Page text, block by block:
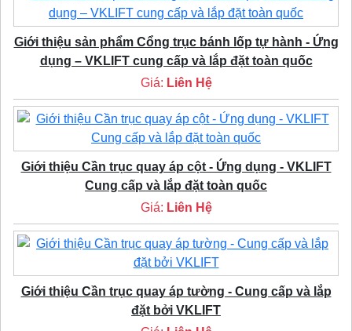
Giới thiệu sản phẩm Cổng trục bánh lốp tự hành - Ứng
dụng – VKLIFT cung cấp và lắp đặt toàn quốc
Giá: Liên Hệ
Giới thiệu Cần trục quay áp cột - Ứng dụng - VKLIFT
Cung cấp và lắp đặt toàn quốc
Giá: Liên Hệ
Giới thiệu Cần trục quay áp tường - Cung cấp và lắp
đặt bởi VKLIFT